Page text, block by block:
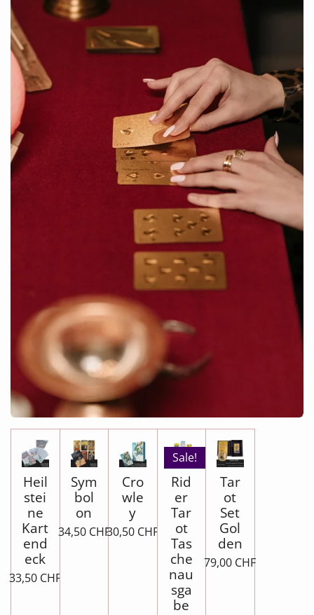
Heil
stei
ne
Kart
end
eck
33,50 CHF
Sym
bol
on
34,50 CHF
Cro
wle
y
30,50 CHF
Sale!
Rid
er
Tar
ot
Tas
che
nau
sga
be
Tar
ot
Set
Gol
den
79,00 CHF